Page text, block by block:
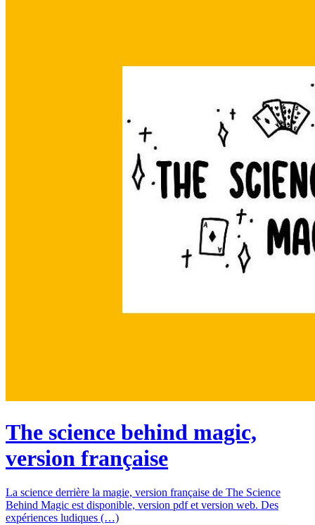
The science behind magic,
version française
La science derrière la magie, version française de The Science
Behind Magic est disponible, version pdf et version web. Des
expériences ludiques (…)